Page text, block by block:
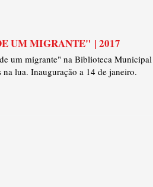
UM MIGRANTE" | 2017
um migrante" na Biblioteca
lua. Inauguração a 14 de janeiro.